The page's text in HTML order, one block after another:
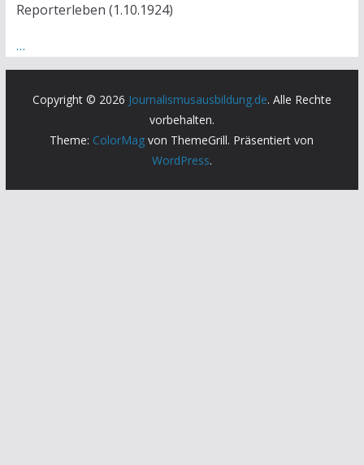
Reporterleben (1.10.1924)
…
Copyright © 2026 Journalismusausbildung.de. Alle Rechte
vorbehalten.
Theme: ColorMag von ThemeGrill. Präsentiert von
WordPress.